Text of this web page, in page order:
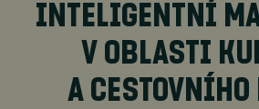
INTELIGENTNÍ
V OBLASTI
A CESTOVNÍHO